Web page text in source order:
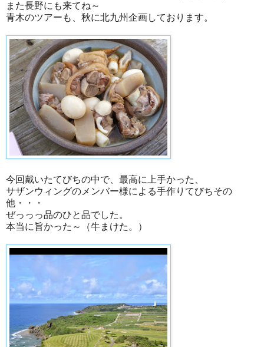
また長野にも来てね～
青木のツアーも、秋に北九州企画しております。
今回戴いたてびちの中で、最高に上手かった、
サザンウィングのメンバー様による手作りてびちその
他・・・
ぜっっっ品のひと品でした。
本当に旨かった～（牛まけた。）